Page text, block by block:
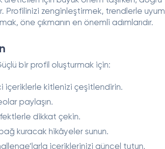
Profilinizi zenginleştirmek, trendlerle uyum
öne çıkmanın en önemli adımlarıdır.
bir profil oluşturmak için:
içeriklerle kitlenizi çeşitlendirin.
paylaşın.
dikkat çekin.
kuracak hikâyeler sunun.
içeriklerinizi güncel tutun.